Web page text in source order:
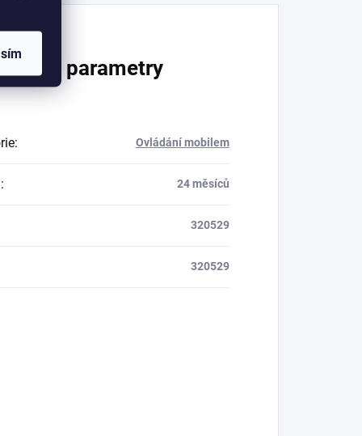
parametry
: Ovládání mobilem
: 24 měsíců
320529
320529